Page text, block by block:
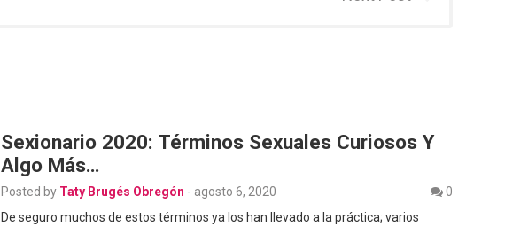
Sexionario 2020: Términos Sexuales Curiosos Y
Algo Más…
Posted by Taty Brugés Obregón - agosto 6, 2020
0
De seguro muchos de estos términos ya los han llevado a la práctica; varios